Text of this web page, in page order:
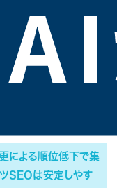
入金すればするほど利
だといえるでしょう。
このページの目次に戻る
やすい
による順位低下で集
SEOは安定しやす